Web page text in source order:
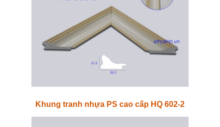
Khung tranh nhựa PS cao cấp HQ 602-2